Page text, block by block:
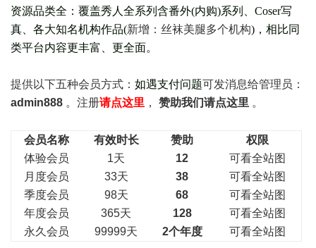
资源品类全：覆盖秀人全系列含番外(内购)系列、Coser写
真、各大知名机构作品(新增：丝袜美腿多个机构)，相比同
类平台内容更丰富、更全面。
提供以下五种会员方式： 如遇支付问题可发消息给管理员：
admin888 。注册请点这里 ， 赞助我们请点这里 。
会员名称 有效时长 赞助
权限
体验会员
1天 12
可看全站图
月度会员
33天 38
可看全站图
季度会员
98天 68
可看全站图
年度会员
365天 128
可看全站图
永久会员
99999天 2个年度 可看全站图